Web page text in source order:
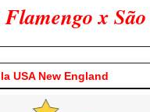
Paulo. Venha
USA New England